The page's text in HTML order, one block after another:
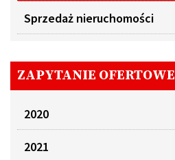
Sprzedaż nieruchomości
ZAPYTANIE OFERTOWE
2020
2021